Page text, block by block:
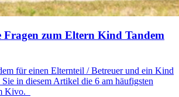
Fragen zum Eltern Kind Tandem
für einen Elternteil / Betreuer und ein Kind
in diesem Artikel die 6 am häufigsten
Kivo.